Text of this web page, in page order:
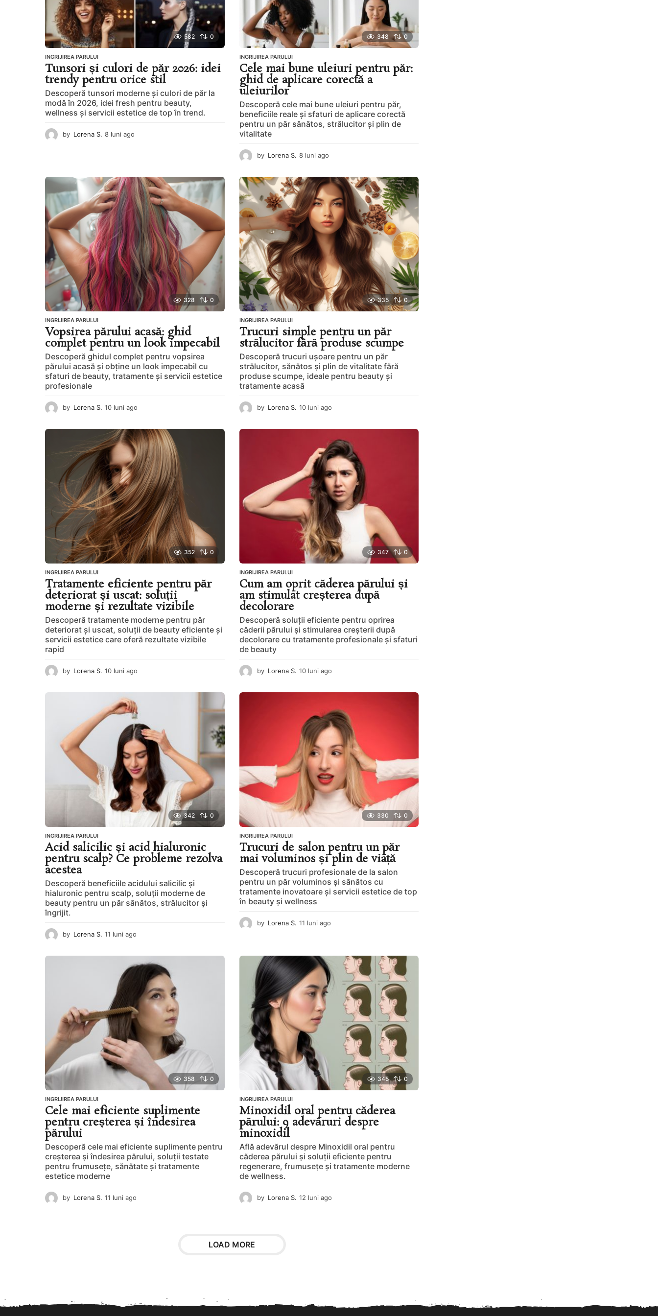
582 0
INGRIJIREA PARULUI
Tunsori și culori de păr 2026: idei
trendy pentru orice stil
Descoperă tunsori moderne și culori de păr la
modă în 2026, idei fresh pentru beauty,
wellness și servicii estetice de top în trend.
by Lorena S. 8 luni ago
a
g
o
348 0
INGRIJIREA PARULUI
Cele mai bune uleiuri pentru păr:
ghid de aplicare corectă a
uleiurilor
Descoperă cele mai bune uleiuri pentru păr,
beneficiile reale și sfaturi de aplicare corectă
pentru un păr sănătos, strălucitor și plin de
vitalitate
by Lorena S. 8 luni ago
n
a
g
o
328 0
INGRIJIREA PARULUI
Vopsirea părului acasă: ghid
complet pentru un look impecabil
Descoperă ghidul complet pentru vopsirea
părului acasă și obține un look impecabil cu
sfaturi de beauty, tratamente și servicii estetice
profesionale
by Lorena S. 10 luni ago
u
n
i
a
g
o
335 0
INGRIJIREA PARULUI
Trucuri simple pentru un păr
strălucitor fără produse scumpe
Descoperă trucuri ușoare pentru un păr
strălucitor, sănătos și plin de vitalitate fără
produse scumpe, ideale pentru beauty și
tratamente acasă
by Lorena S. 10 luni ago
n
i
a
g
o
352 0
INGRIJIREA PARULUI
Tratamente eficiente pentru păr
deteriorat și uscat: soluții
moderne și rezultate vizibile
Descoperă tratamente moderne pentru păr
deteriorat și uscat, soluții de beauty eficiente și
servicii estetice care oferă rezultate vizibile
rapid
by Lorena S. 10 luni ago
a
g
o
347 0
INGRIJIREA PARULUI
Cum am oprit căderea părului și
am stimulat creșterea după
decolorare
Descoperă soluții eficiente pentru oprirea
căderii părului și stimularea creșterii după
decolorare cu tratamente profesionale și sfaturi
de beauty
by Lorena S. 10 luni ago
n
i
a
o
342 0
INGRIJIREA PARULUI
Acid salicilic și acid hialuronic
pentru scalp? Ce probleme rezolva
acestea
Descoperă beneficiile acidului salicilic și
hialuronic pentru scalp, soluții moderne de
beauty pentru un păr sănătos, strălucitor și
îngrijit.
by Lorena S. 11 luni ago
u
g
o
330 0
INGRIJIREA PARULUI
Trucuri de salon pentru un păr
mai voluminos și plin de viață
Descoperă trucuri profesionale de la salon
pentru un păr voluminos și sănătos cu
tratamente inovatoare și servicii estetice de top
în beauty și wellness
by Lorena S. 11 luni ago
i
a
g
358 0
INGRIJIREA PARULUI
Cele mai eficiente suplimente
pentru creșterea și îndesirea
părului
Descoperă cele mai eficiente suplimente pentru
creșterea și îndesirea părului, soluții testate
pentru frumusețe, sănătate și tratamente
estetice moderne
by Lorena S. 11 luni ago
345 0
INGRIJIREA PARULUI
Minoxidil oral pentru căderea
părului: 9 adevăruri despre
minoxidil
Află adevărul despre Minoxidil oral pentru
căderea părului și soluții eficiente pentru
regenerare, frumusețe și tratamente moderne
de wellness.
by Lorena S. 12 luni ago
LOAD MORE